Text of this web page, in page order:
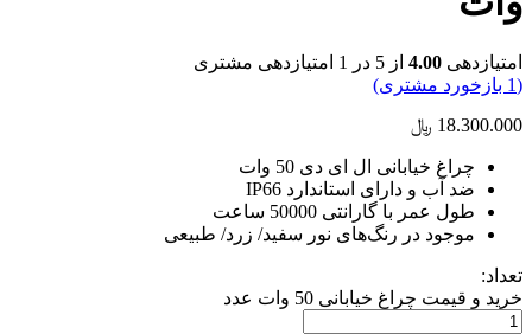
امتیازدهی 4.00 از 5 در 1 امتیازدهی مشتری
(
1 بازخورد مشتری)
18.300.000 ﷼
چراغ خیابانی ال ای دی 50 وات
ضد آب و دارای استاندارد IP66
طول عمر با گارانتی 50000 ساعت
موجود در رنگ‌های نور سفید/ زرد/ طبیعی
تعداد:
خرید و قیمت چراغ خیابانی 50 وات عدد